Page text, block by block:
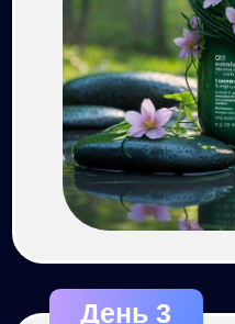
Я ИДУ
ПРОГРАММА
ПРАКТИКУМА
/ ДЕНЬ 1